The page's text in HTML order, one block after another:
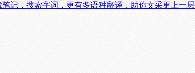
记，搜索字词，更有多语种翻译，助你文采更上一层